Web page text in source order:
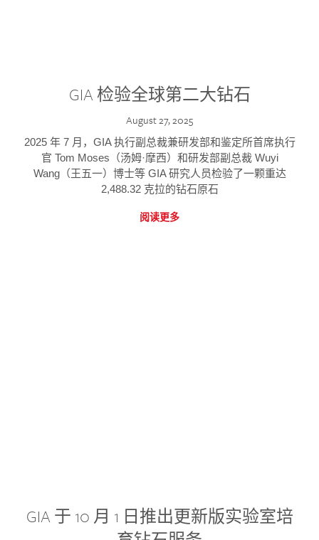
GIA 检验全球第二大钻石
August 27, 2025
2025 年 7 月，GIA 执行副总裁兼研发部和鉴定所首席执行
官 Tom Moses（汤姆·摩西）和研发部副总裁 Wuyi
Wang（王五一）博士等 GIA 研究人员检验了一颗重达
2,488.32 克拉的钻石原石
阅读更多
GIA 于 10 月 1 日推出更新版实验室培